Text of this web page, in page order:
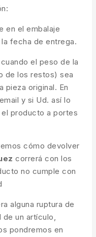
en el embalaje
fecha de entrega.
el peso de la
de los restos) sea
pieza original. En
y si Ud. así lo
producto a portes
cómo devolver
correrá con los
no cumple con
alguna ruptura de
de un artículo,
pondremos en